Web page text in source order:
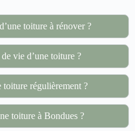
toiture à rénover ?
vie d’une toiture ?
régulièrement ?
toiture à Bondues ?